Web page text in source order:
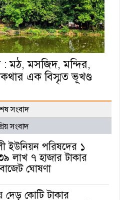
মঠ, মসজিদ, মন্দির,
এক বিস্মৃত ভূখণ্ড
সংবাদ
সংবাদ
ইউনিয়ন পরিষদের ১
লাখ ৭ হাজার টাকার
ঘোষণা
দেড় কোটি টাকার